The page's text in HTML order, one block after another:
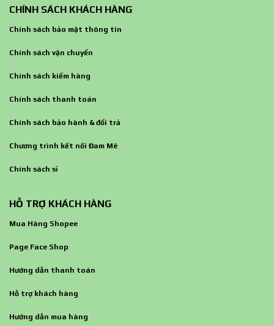
CHÍNH SÁCH KHÁCH HÀNG
Chính sách bảo mật thông tin
Chính sách vận chuyển
Chính sách kiểm hàng
Chính sách thanh toán
Chính sách bảo hành & đổi trả
Chương trình kết nối Đam Mê
Chính sách sỉ
HỖ TRỢ KHÁCH HÀNG
Mua Hàng Shopee
Page Face Shop
Hướng dẫn thanh toán
Hỗ trợ khách hàng
Hướng dẫn mua hàng